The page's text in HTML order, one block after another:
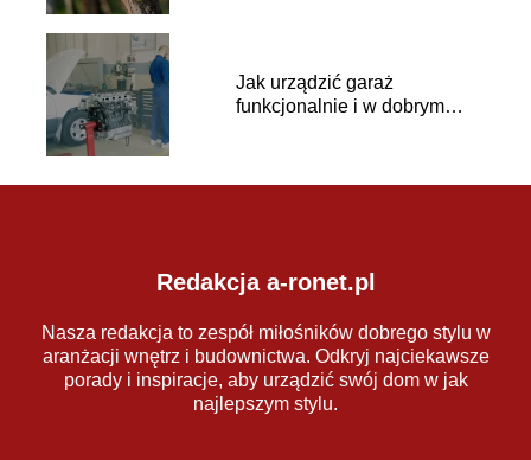
Jak urządzić garaż
funkcjonalnie i w dobrym
Redakcja a-ronet.pl
Nasza redakcja to zespół miłośników dobrego stylu w
aranżacji wnętrz i budownictwa. Odkryj najciekawsze
porady i inspiracje, aby urządzić swój dom w jak
najlepszym stylu.